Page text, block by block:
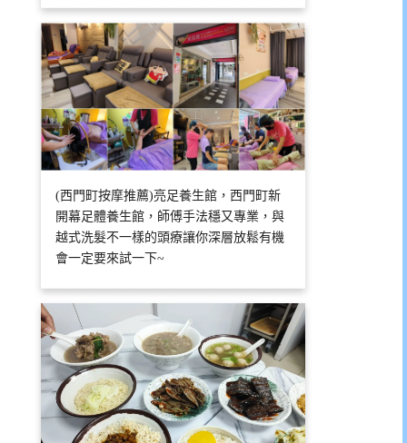
(西門町按摩推薦)亮足養生館，西門町新
開幕足體養生館，師傅手法穩又專業，與
越式洗髮不一樣的頭療讓你深層放鬆有機
會一定要來試一下~